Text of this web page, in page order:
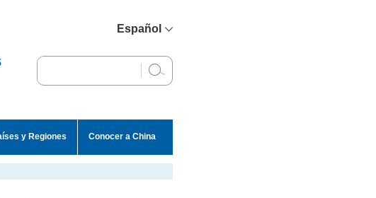
Español
English
y Regiones Conocer a China